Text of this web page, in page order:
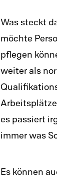
Was steckt
möchte
pflegen
weiter als
es passiert
immer was
Es können